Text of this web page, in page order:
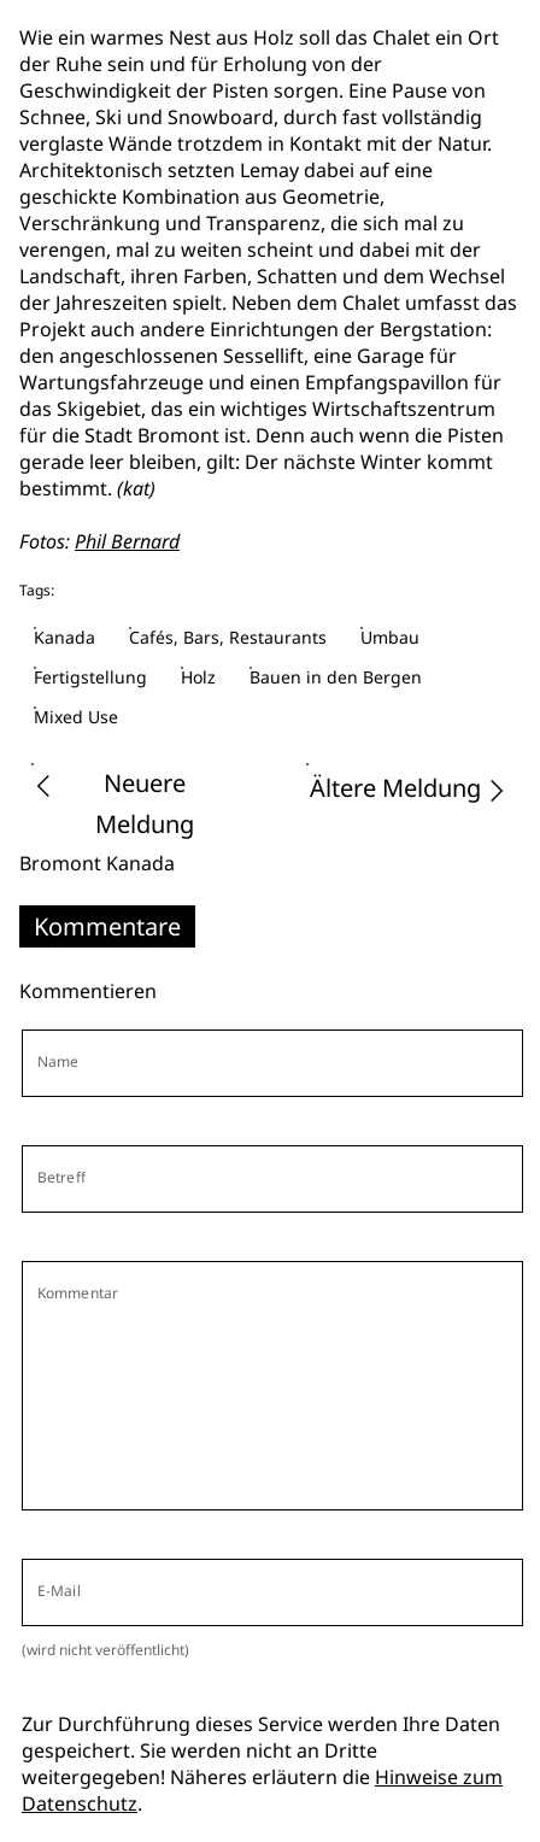
Wie ein warmes Nest aus Holz soll das Chalet ein Ort
der Ruhe sein und für Erholung von der
Geschwindigkeit der Pisten sorgen. Eine Pause von
Schnee, Ski und Snowboard, durch fast vollständig
verglaste Wände trotzdem in Kontakt mit der Natur.
Architektonisch setzten Lemay dabei auf eine
geschickte Kombination aus Geometrie,
Verschränkung und Transparenz, die sich mal zu
verengen, mal zu weiten scheint und dabei mit der
Landschaft, ihren Farben, Schatten und dem Wechsel
der Jahreszeiten spielt. Neben dem Chalet umfasst das
Projekt auch andere Einrichtungen der Bergstation:
den angeschlossenen Sessellift, eine Garage für
Wartungsfahrzeuge und einen Empfangspavillon für
das Skigebiet, das ein wichtiges Wirtschaftszentrum
für die Stadt Bromont ist. Denn auch wenn die Pisten
gerade leer bleiben, gilt: Der nächste Winter kommt
bestimmt. (kat)
Fotos:Phil Bernard
Tags:
Kanada Cafés, Bars, Restaurants
Umbau
Fertigstellung
Holz
Bauen in den Bergen
Mixed Use
Neuere
Meldung
Ältere Meldung
Bromont Kanada
Kommentare
Kommentieren
Name
Betreff
Kommentar
E-Mail
(wird nicht veröffentlicht)
Zur Durchführung dieses Service werden Ihre Daten
gespeichert. Sie werden nicht an Dritte
weitergegeben! Näheres erläutern die Hinweise zum
Datenschutz.